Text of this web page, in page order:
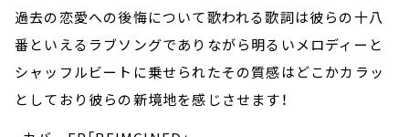
過去の恋愛への後悔について歌われる歌詞は彼らの⼗⼋
番といえるラブソングでありながら明るいメロディーと
シャッフルビートに乗せられたその質感はどこかカラッ
としており彼らの新境地を感じさせます！